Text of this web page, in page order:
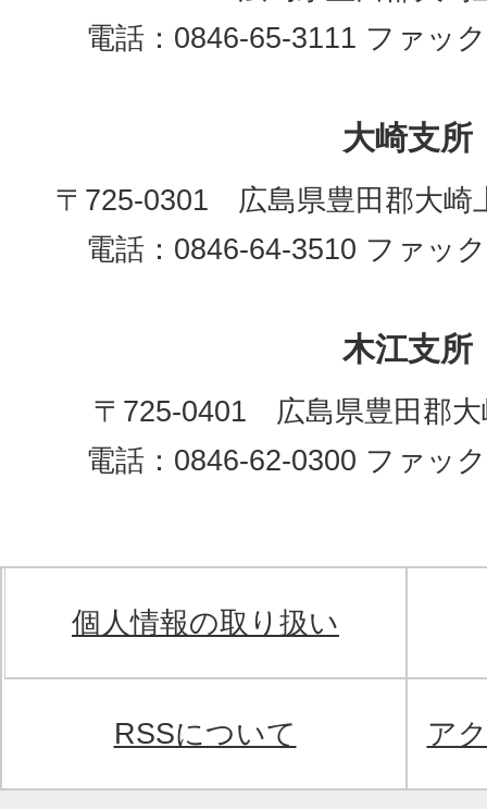
電話：0846-65-3111 ファッ
大崎支所
〒725-0301 広島県豊田郡大崎
電話：0846-64-3510 ファッ
木江支所
〒725-0401 広島県豊田郡大
電話：0846-62-0300 ファッ
個人情報の取り扱い
RSSについて ア